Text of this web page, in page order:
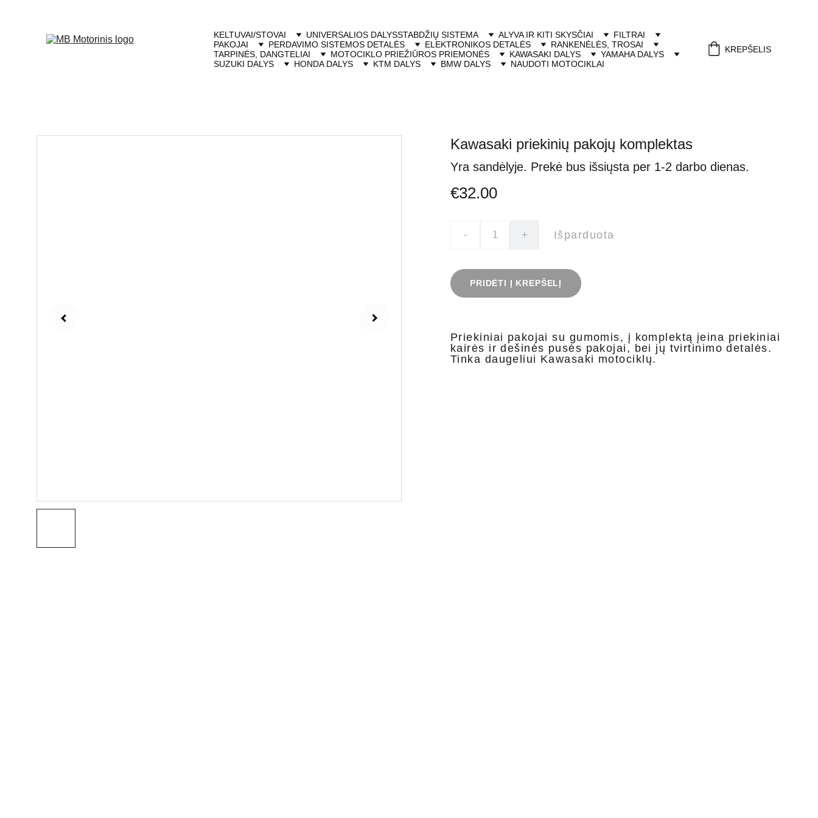
KELTUVAI/STOVAI UNIVERSALIOS DALYSSTABDŽIŲ SISTEMA ALYVA IR KITI SKYSČIAI
FILTRAI
PAKOJAI
PERDAVIMO SISTEMOS DETALĖS ELEKTRONIKOS DETALĖS
RANKENĖLĖS, TROSAI
TARPINĖS, DANGTELIAI
MOTOCIKLO PRIEŽIŪROS PRIEMONĖS KAWASAKI DALYS
YAMAHA DALYS
SUZUKI DALYS
HONDA DALYS KTM DALYS BMW DALYS NAUDOTI MOTOCIKLAI
KREPŠELIS
Kawasaki priekinių pakojų komplektas
Yra sandėlyje. Prekė bus išsiųsta per 1-2 darbo dienas.
€32.00
- + Išparduota
PRIDĖTI Į KREPŠELĮ
Priekiniai pakojai su gumomis, į komplektą įeina priekiniai
kairės ir dešinės pusės pakojai, bei jų tvirtinimo detalės.
Tinka daugeliui Kawasaki motociklų.